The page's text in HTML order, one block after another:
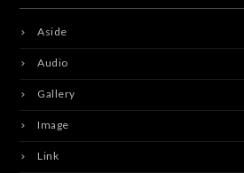
Aside
Audio
Gallery
Image
Link